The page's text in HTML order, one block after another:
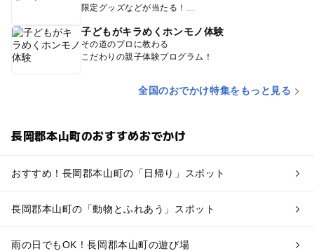
限定グッズなどが当たる！
子どもがキラめくホンモノ体験
その道のプロに教わる
こだわりの親子体験プログラム！
全国のおでかけ特集をもっと見る
長岡郡本山町のおすすめおでかけ
おすすめ！長岡郡本山町の「日帰り」スポット
長岡郡本山町の「動物とふれあう」スポット
雨の日でもOK！長岡郡本山町の遊び場